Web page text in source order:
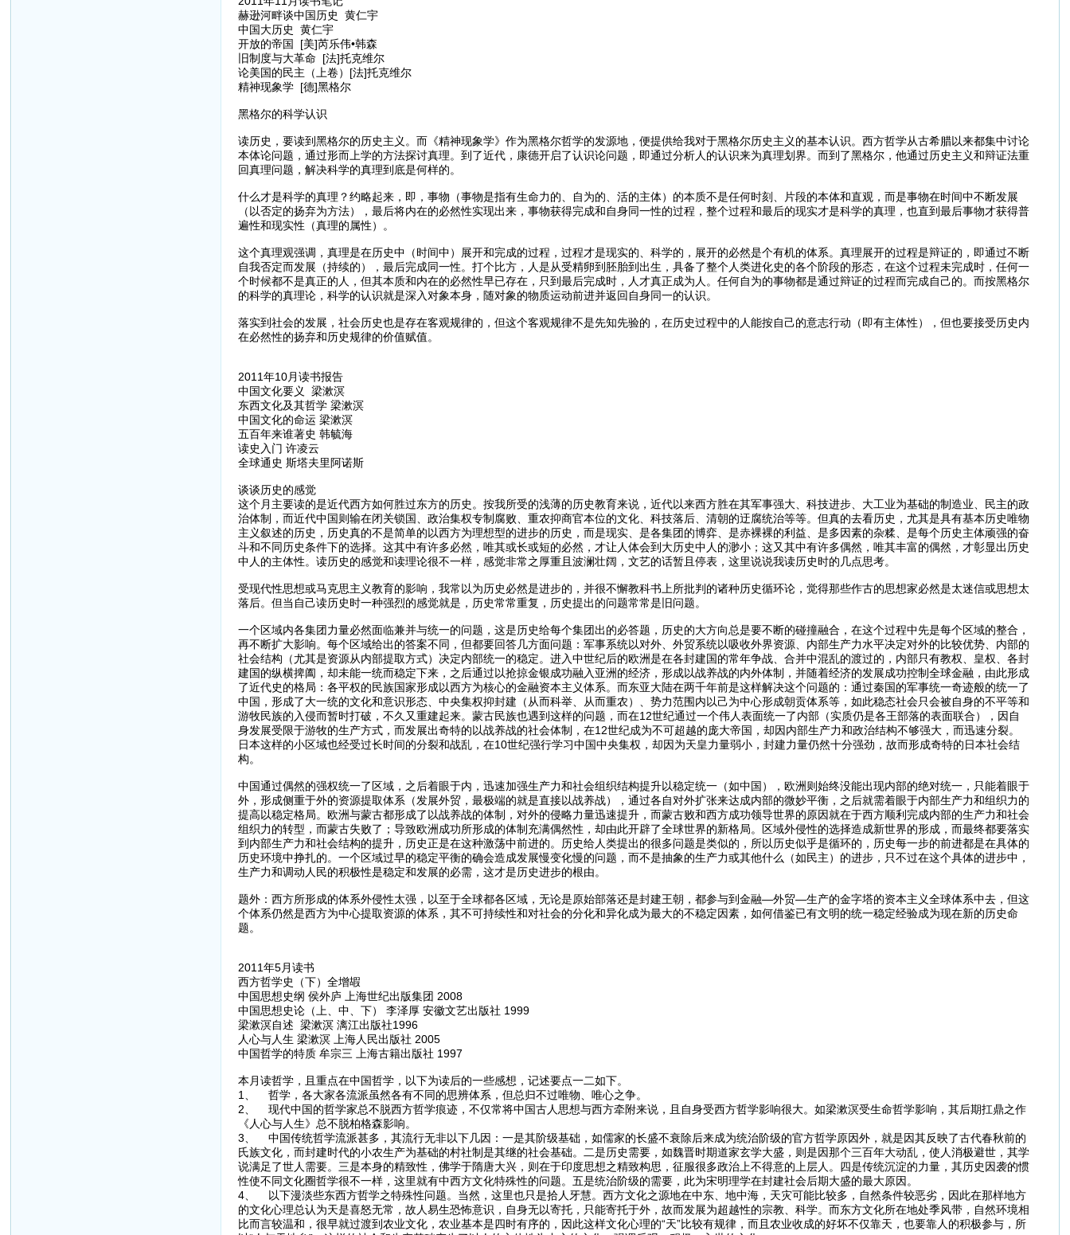
赫逊河畔谈中国历史 黄仁宇
中国大历史 黄仁宇
开放的帝国 [美]芮乐伟•韩森
旧制度与大革命 [法]托克维尔
论美国的民主（上卷）[法]托克维尔
精神现象学 [德]黑格尔
黑格尔的科学认识
读历史，要读到黑格尔的历史主义。而《精神现象学》作为黑格尔哲学的发源地，便提供给我对于黑格尔历史主义的基本认识。西方哲学从古希腊以来都集中讨论
本体论问题，通过形而上学的方法探讨真理。到了近代，康德开启了认识论问题，即通过分析人的认识来为真理划界。而到了黑格尔，他通过历史主义和辩证法重
回真理问题，解决科学的真理到底是何样的。
什么才是科学的真理？约略起来，即，事物（事物是指有生命力的、自为的、活的主体）的本质不是任何时刻、片段的本体和直观，而是事物在时间中不断发展
（以否定的扬弃为方法），最后将内在的必然性实现出来，事物获得完成和自身同一性的过程，整个过程和最后的现实才是科学的真理，也直到最后事物才获得普
遍性和现实性（真理的属性）。
这个真理观强调，真理是在历史中（时间中）展开和完成的过程，过程才是现实的、科学的，展开的必然是个有机的体系。真理展开的过程是辩证的，即通过不断
自我否定而发展（持续的），最后完成同一性。打个比方，人是从受精卵到胚胎到出生，具备了整个人类进化史的各个阶段的形态，在这个过程未完成时，任何一
个时候都不是真正的人，但其本质和内在的必然性早已存在，只到最后完成时，人才真正成为人。任何自为的事物都是通过辩证的过程而完成自己的。而按黑格尔
的科学的真理论，科学的认识就是深入对象本身，随对象的物质运动前进并返回自身同一的认识。
落实到社会的发展，社会历史也是存在客观规律的，但这个客观规律不是先知先验的，在历史过程中的人能按自己的意志行动（即有主体性），但也要接受历史内
在必然性的扬弃和历史规律的价值赋值。
2011年10月读书报告
中国文化要义 梁漱溟
东西文化及其哲学 梁漱溟
中国文化的命运 梁漱溟
五百年来谁著史 韩毓海
读史入门 许凌云
全球通史 斯塔夫里阿诺斯
谈谈历史的感觉
这个月主要读的是近代西方如何胜过东方的历史。按我所受的浅薄的历史教育来说，近代以来西方胜在其军事强大、科技进步、大工业为基础的制造业、民主的政
治体制，而近代中国则输在闭关锁国、政治集权专制腐败、重农抑商官本位的文化、科技落后、清朝的迂腐统治等等。但真的去看历史，尤其是具有基本历史唯物
主义叙述的历史，历史真的不是简单的以西方为理想型的进步的历史，而是现实、是各集团的博弈、是赤裸裸的利益、是多因素的杂糅、是每个历史主体顽强的奋
斗和不同历史条件下的选择。这其中有许多必然，唯其或长或短的必然，才让人体会到大历史中人的渺小；这又其中有许多偶然，唯其丰富的偶然，才彰显出历史
中人的主体性。读历史的感觉和读理论很不一样，感觉非常之厚重且波澜壮阔，文艺的话暂且停表，这里说说我读历史时的几点思考。
受现代性思想或马克思主义教育的影响，我常以为历史必然是进步的，并很不懈教科书上所批判的诸种历史循环论，觉得那些作古的思想家必然是太迷信或思想太
落后。但当自己读历史时一种强烈的感觉就是，历史常常重复，历史提出的问题常常是旧问题。
一个区域内各集团力量必然面临兼并与统一的问题，这是历史给每个集团出的必答题，历史的大方向总是要不断的碰撞融合，在这个过程中先是每个区域的整合，
再不断扩大影响。每个区域给出的答案不同，但都要回答几方面问题：军事系统以对外、外贸系统以吸收外界资源、内部生产力水平决定对外的比较优势、内部的
社会结构（尤其是资源从内部提取方式）决定内部统一的稳定。进入中世纪后的欧洲是在各封建国的常年争战、合并中混乱的渡过的，内部只有教权、皇权、各封
建国的纵横捭阖，却未能一统而稳定下来，之后通过以抢掠金银成功融入亚洲的经济，形成以战养战的内外体制，并随着经济的发展成功控制全球金融，由此形成
了近代史的格局：各平权的民族国家形成以西方为核心的金融资本主义体系。而东亚大陆在两千年前是这样解决这个问题的：通过秦国的军事统一奇迹般的统一了
中国，形成了大一统的文化和意识形态、中央集权抑封建（从而科举、从而重农）、势力范围内以己为中心形成朝贡体系等，如此稳态社会只会被自身的不平等和
游牧民族的入侵而暂时打破，不久又重建起来。蒙古民族也遇到这样的问题，而在12世纪通过一个伟人表面统一了内部（实质仍是各王部落的表面联合），因自
身发展受限于游牧的生产方式，而发展出奇特的以战养战的社会体制，在12世纪成为不可超越的庞大帝国，却因内部生产力和政治结构不够强大，而迅速分裂。
日本这样的小区域也经受过长时间的分裂和战乱，在10世纪强行学习中国中央集权，却因为天皇力量弱小，封建力量仍然十分强劲，故而形成奇特的日本社会结
构。
中国通过偶然的强权统一了区域，之后着眼于内，迅速加强生产力和社会组织结构提升以稳定统一（如中国），欧洲则始终没能出现内部的绝对统一，只能着眼于
外，形成侧重于外的资源提取体系（发展外贸，最极端的就是直接以战养战），通过各自对外扩张来达成内部的微妙平衡，之后就需着眼于内部生产力和组织力的
提高以稳定格局。欧洲与蒙古都形成了以战养战的体制，对外的侵略力量迅速提升，而蒙古败和西方成功领导世界的原因就在于西方顺利完成内部的生产力和社会
组织力的转型，而蒙古失败了；导致欧洲成功所形成的体制充满偶然性，却由此开辟了全球世界的新格局。区域外侵性的选择造成新世界的形成，而最终都要落实
到内部生产力和社会结构的提升，历史正是在这种激荡中前进的。历史给人类提出的很多问题是类似的，所以历史似乎是循环的，历史每一步的前进都是在具体的
历史环境中挣扎的。一个区域过早的稳定平衡的确会造成发展慢变化慢的问题，而不是抽象的生产力或其他什么（如民主）的进步，只不过在这个具体的进步中，
生产力和调动人民的积极性是稳定和发展的必需，这才是历史进步的根由。
题外：西方所形成的体系外侵性太强，以至于全球都各区域，无论是原始部落还是封建王朝，都参与到金融—外贸—生产的金字塔的资本主义全球体系中去，但这
个体系仍然是西方为中心提取资源的体系，其不可持续性和对社会的分化和异化成为最大的不稳定因素，如何借鉴已有文明的统一稳定经验成为现在新的历史命
题。
2011年5月读书
西方哲学史（下）全增嘏
中国思想史纲 侯外庐 上海世纪出版集团 2008
中国思想史论（上、中、下） 李泽厚 安徽文艺出版社 1999
梁漱溟自述 梁漱溟 漓江出版社1996
人心与人生 梁漱溟 上海人民出版社 2005
中国哲学的特质 牟宗三 上海古籍出版社 1997
本月读哲学，且重点在中国哲学，以下为读后的一些感想，记述要点一二如下。
1、 哲学，各大家各流派虽然各有不同的思辨体系，但总归不过唯物、唯心之争。
2、 现代中国的哲学家总不脱西方哲学痕迹，不仅常将中国古人思想与西方牵附来说，且自身受西方哲学影响很大。如梁漱溟受生命哲学影响，其后期扛鼎之作
《人心与人生》总不脱柏格森影响。
3、 中国传统哲学流派甚多，其流行无非以下几因：一是其阶级基础，如儒家的长盛不衰除后来成为统治阶级的官方哲学原因外，就是因其反映了古代春秋前的
氏族文化，而封建时代的小农生产为基础的村社制是其继的社会基础。二是历史需要，如魏晋时期道家玄学大盛，则是因那个三百年大动乱，使人消极避世，其学
说满足了世人需要。三是本身的精致性，佛学于隋唐大兴，则在于印度思想之精致构思，征服很多政治上不得意的上层人。四是传统沉淀的力量，其历史因袭的惯
性使不同文化圈哲学很不一样，这里就有中西方文化特殊性的问题。五是统治阶级的需要，此为宋明理学在封建社会后期大盛的最大原因。
4、 以下漫淡些东西方哲学之特殊性问题。当然，这里也只是拾人牙慧。西方文化之源地在中东、地中海，天灾可能比较多，自然条件较恶劣，因此在那样地方
的文化心理总认为天是喜怒无常，故人易生恐怖意识，自身无以寄托，只能寄托于外，故而发展为超越性的宗教、科学。而东方文化所在地处季风带，自然环境相
比而言较温和，很早就过渡到农业文化，农业基本是四时有序的，因此这样文化心理的“天”比较有规律，而且农业收成的好坏不仅靠天，也要靠人的积极参与，所